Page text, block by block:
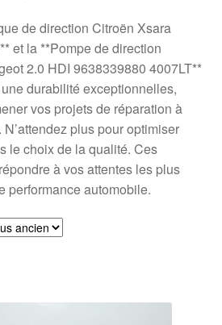
de direction Citroën Xsara
et la **Pompe de direction
2.0 HDI 9638339880 4007LT**
durabilité exceptionnelles,
vos projets de réparation à
plus pour optimiser
le choix de la qualité. Ces
à vos attentes les plus
performance automobile.